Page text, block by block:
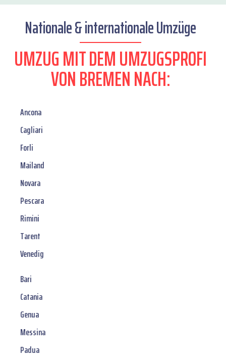
Nationale & internationale Umzüge
UMZUG MIT DEM UMZUGSPROFI
VON BREMEN NACH:
Ancona
Cagliari
Forli
Mailand
Novara
Pescara
Rimini
Tarent
Venedig
Bari
Catania
Genua
Messina
Padua